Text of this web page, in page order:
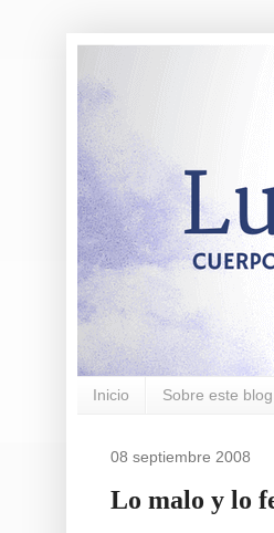
Inicio Sobre este blog
08 septiembre 2008
Lo malo y lo